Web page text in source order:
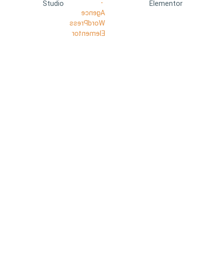
Studio
Elementor